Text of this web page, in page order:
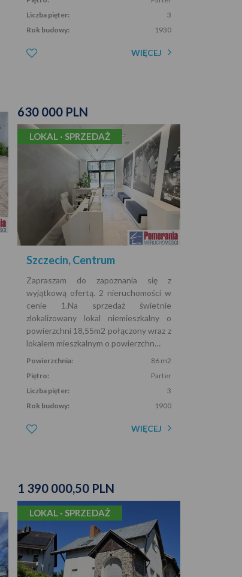
Liczba pięter:
3
Rok budowy:
1930
WIĘCEJ
630 000 PLN
LOKAL · SPRZEDAŻ
Szczecin, Centrum
Zapraszam do zapoznania się z
wyjątkową ofertą. 2 nieruchomości w
cenie 1.Na sprzedaż świetnie
zlokalizowany lokal niemieszkalny o
powierzchni 18,55m2 połączony wraz z
lokalem mieszkalnym o powierzchn…
Powierzchnia:
86 m2
Piętro:
Parter
Liczba pięter:
3
Rok budowy:
1900
WIĘCEJ
1 390 000,50 PLN
LOKAL · SPRZEDAŻ